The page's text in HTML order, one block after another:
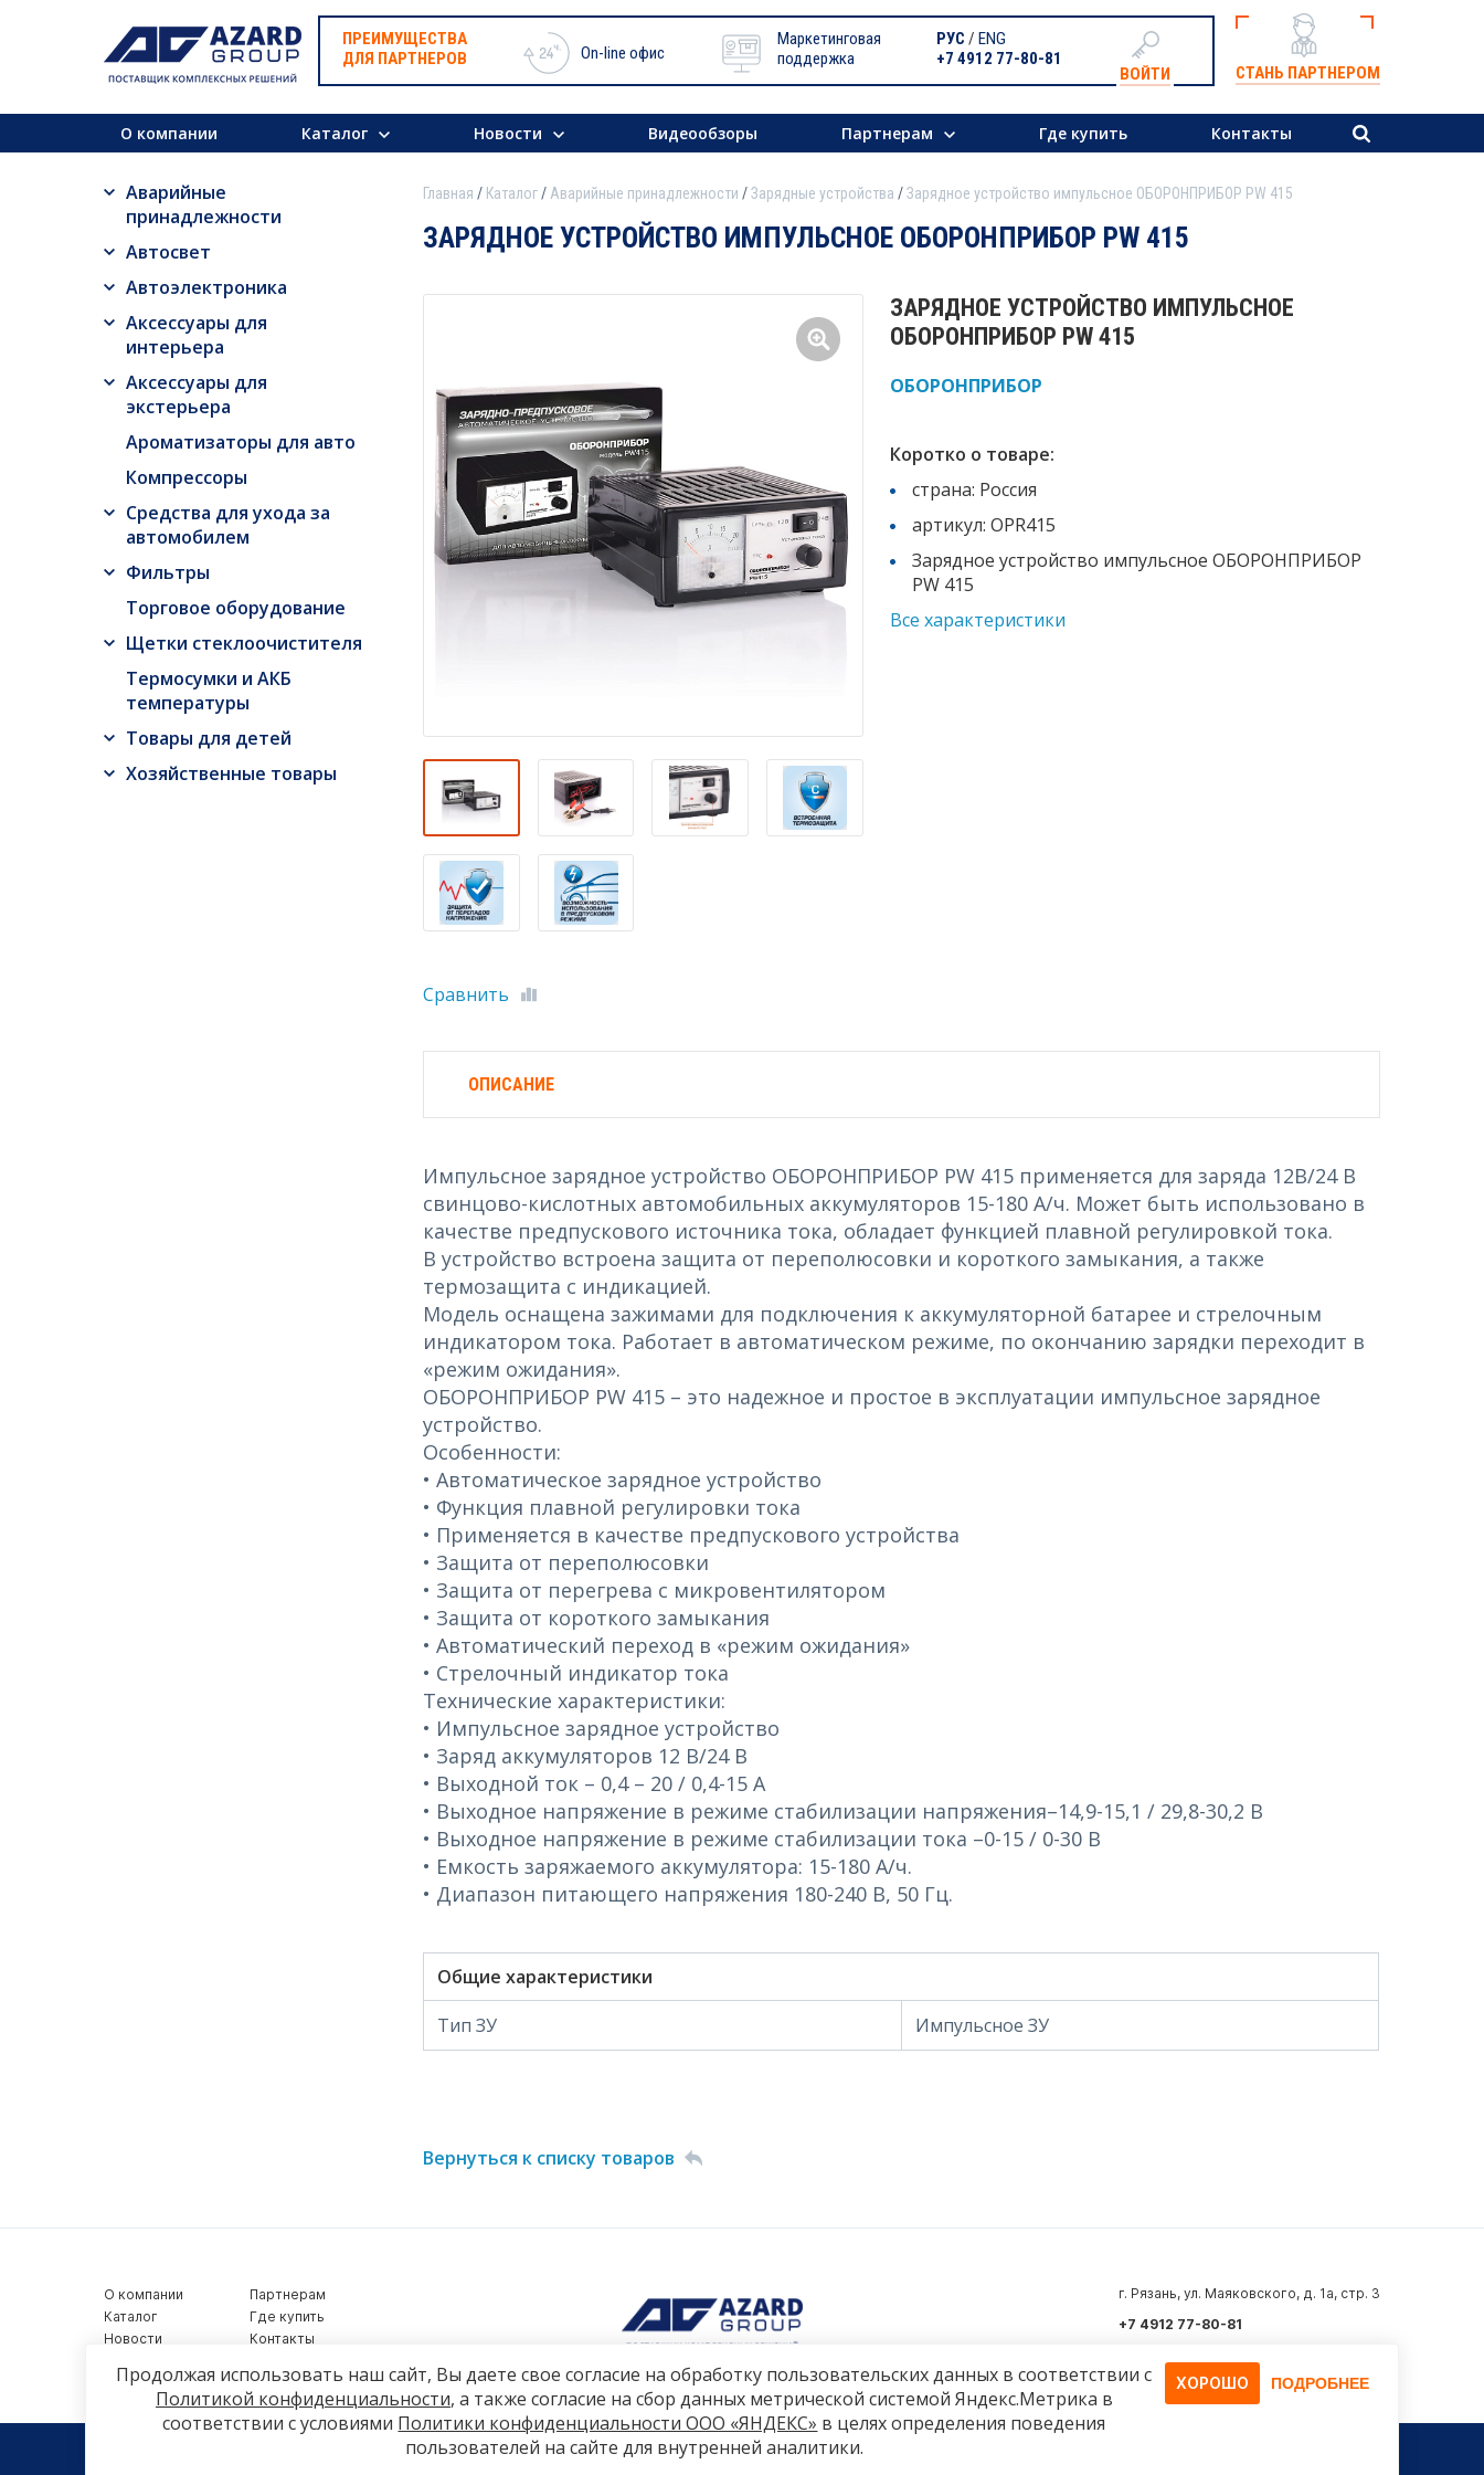
ПРЕИМУЩЕСТВА
ДЛЯ ПАРТНЕРОВ
On-line офис
Маркетинговая
поддержка
РУС / ENG
+7 4912 77-80-81
ВОЙТИ СТАНЬ ПАРТНЕРОМ
О компании Каталог Новости Видеообзоры Партнерам Где купить Контакты
Аварийные
принадлежности
Автосвет
Автоэлектроника
Аксессуары для
интерьера
Аксессуары для
экстерьера
Ароматизаторы для авто
Компрессоры
Средства для ухода за
автомобилем
Фильтры
Торговое оборудование
Щетки стеклоочистителя
Термосумки и АКБ
температуры
Товары для детей
Хозяйственные товары
Главная Каталог Аварийные принадлежности Зарядные устройства Зарядное устройство импульсное ОБОРОНПРИБОР PW 415
ЗАРЯДНОЕ УСТРОЙСТВО ИМПУЛЬСНОЕ ОБОРОНПРИБОР PW 415
Сравнить
ЗАРЯДНОЕ УСТРОЙСТВО ИМПУЛЬСНОЕ
ОБОРОНПРИБОР PW 415
ОБОРОНПРИБОР
Коротко о товаре:
страна: Россия
артикул: OPR415
Зарядное устройство импульсное ОБОРОНПРИБОР
PW 415
Все характеристики
ОПИСАНИЕ
Импульсное зарядное устройство ОБОРОНПРИБОР PW 415 применяется для заряда 12В/24 В
свинцово-кислотных автомобильных аккумуляторов 15-180 А/ч. Может быть использовано в
качестве предпускового источника тока, обладает функцией плавной регулировкой тока.
В устройство встроена защита от переполюсовки и короткого замыкания, а также
термозащита с индикацией.
Модель оснащена зажимами для подключения к аккумуляторной батарее и стрелочным
индикатором тока. Работает в автоматическом режиме, по окончанию зарядки переходит в
«режим ожидания».
ОБОРОНПРИБОР PW 415 – это надежное и простое в эксплуатации импульсное зарядное
устройство.
Особенности:
• Автоматическое зарядное устройство
• Функция плавной регулировки тока
• Применяется в качестве предпускового устройства
• Защита от переполюсовки
• Защита от перегрева с микровентилятором
• Защита от короткого замыкания
• Автоматический переход в «режим ожидания»
• Стрелочный индикатор тока
Технические характеристики:
• Импульсное зарядное устройство
• Заряд аккумуляторов 12 В/24 В
• Выходной ток – 0,4 – 20 / 0,4-15 А
• Выходное напряжение в режиме стабилизации напряжения–14,9-15,1 / 29,8-30,2 В
• Выходное напряжение в режиме стабилизации тока –0-15 / 0-30 В
• Емкость заряжаемого аккумулятора: 15-180 А/ч.
• Диапазон питающего напряжения 180-240 В, 50 Гц.
Общие характеристики
Тип ЗУ
Импульсное ЗУ
Вернуться к списку товаров
О компании
Каталог
Новости
Партнерам
Где купить
Контакты
г. Рязань, ул. Маяковского, д. 1а, стр. 3
+7 4912 77-80-81
Продолжая использовать наш сайт, Вы даете свое согласие на обработку пользовательских данных в соответствии с
Политикой конфиденциальности, а также согласие на сбор данных метрической системой Яндекс.Метрика в
соответствии с условиями Политики конфиденциальности ООО «ЯНДЕКС» в целях определения поведения
пользователей на сайте для внутренней аналитики.
ХОРОШО ПОДРОБНЕЕ